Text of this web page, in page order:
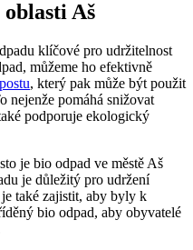
Aš
‌klíčové pro udržitelnost
můžeme ho efektivně⁣
, který pak může být použit
⁤nejenže pomáhá snižovat
⁢podporuje ekologický
je bio ⁣odpad ve ‍městě⁢ Aš‍
je důležitý pro⁤ udržení
také zajistit, aby byly k​
bio odpad, ⁤aby obyvatelé